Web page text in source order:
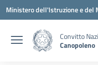
Vai ai contenuti
Vai al menu di navigazione
Vai al footer
Ministero dell'Istruzione e del
Convitto
Canopoleno